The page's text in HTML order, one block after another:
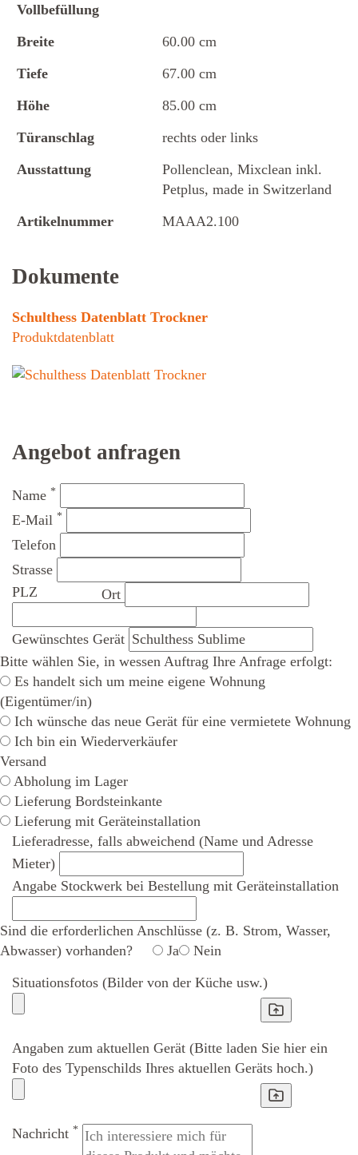
Vollbefüllung
Breite
60.00 cm
Tiefe
67.00 cm
Höhe
85.00 cm
Türanschlag
rechts oder links
Ausstattung
Pollenclean, Mixclean inkl.
Petplus, made in Switzerland
Artikelnummer
MAAA2.100
Dokumente
Schulthess Datenblatt Trockner
Produktdatenblatt
Angebot anfragen
Name *
E-Mail *
Telefon
Strasse
PLZ
Ort
Gewünschtes Gerät
Bitte wählen Sie, in wessen Auftrag Ihre Anfrage erfolgt:
Es handelt sich um meine eigene Wohnung
(Eigentümer/in)
Ich wünsche das neue Gerät für eine vermietete Wohnung
Ich bin ein Wiederverkäufer
Versand
Abholung im Lager
Lieferung Bordsteinkante
Lieferung mit Geräteinstallation
Lieferadresse, falls abweichend (Name und Adresse
Mieter)
Angabe Stockwerk bei Bestellung mit Geräteinstallation
Sind die erforderlichen Anschlüsse (z. B. Strom, Wasser,
Abwasser) vorhanden?
Ja
Nein
Situationsfotos (Bilder von der Küche usw.)
Angaben zum aktuellen Gerät (Bitte laden Sie hier ein
Foto des Typenschilds Ihres aktuellen Geräts hoch.)
Nachricht *